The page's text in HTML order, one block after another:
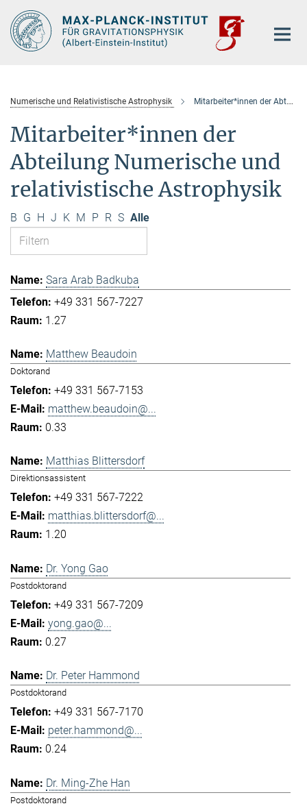
Hauptinhalt
Numerische und Relativistische Astrophysik Mitarbeiter*innen der Abteilung
Mitarbeiter*innen der
Abteilung Numerische und
relativistische Astrophysik
B G H J K M P R S Alle
Sara Arab Badkuba
+49 331 567-7227
1.27
Matthew Beaudoin
Doktorand
+49 331 567-7153
matthew.beaudoin@...
0.33
Matthias Blittersdorf
Direktionsassistent
+49 331 567-7222
matthias.blittersdorf@...
1.20
Dr. Yong Gao
Postdoktorand
+49 331 567-7209
yong.gao@...
0.27
Dr. Peter Hammond
Postdoktorand
+49 331 567-7170
peter.hammond@...
0.24
Dr. Ming-Zhe Han
Postdoktorand